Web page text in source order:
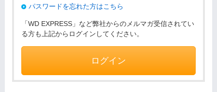
パスワードを忘れた方はこちら
「WD EXPRESS」など弊社からのメルマガ受信されてい
る方も上記からログインしてください。
ログイン